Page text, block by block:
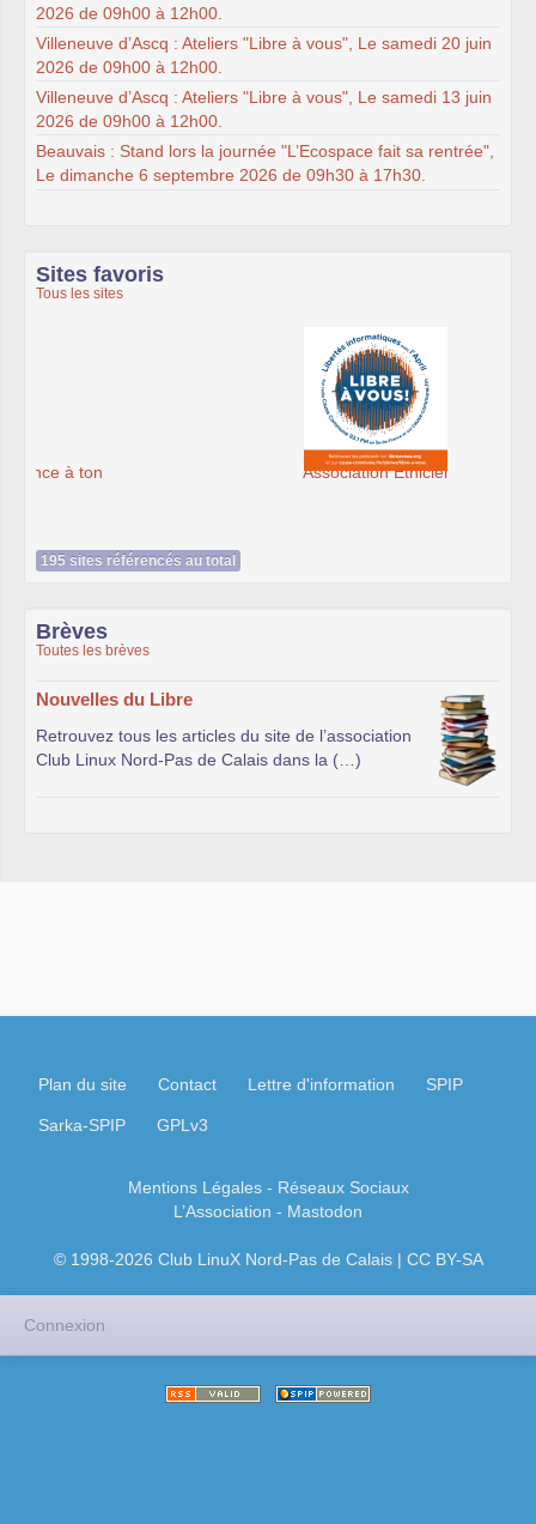
2026 de 09h00 à 12h00.
Villeneuve d’Ascq : Ateliers "Libre à vous", Le samedi 20 juin
2026 de 09h00 à 12h00.
Villeneuve d’Ascq : Ateliers "Libre à vous", Le samedi 13 juin
2026 de 09h00 à 12h00.
Beauvais : Stand lors la journée "L’Ecospace fait sa rentrée",
Le dimanche 6 septembre 2026 de 09h30 à 17h30.
Sites favoris
Tous les sites
Association Éthiciel
195 sites référencés au total
Brèves
Toutes les brèves
Nouvelles du Libre
Retrouvez tous les articles du site de l’association
Club Linux Nord-Pas de Calais dans la (…)
Plan du site Contact Lettre d'information SPIP
Sarka-SPIP GPLv3
Mentions Légales- Réseaux Sociaux
L’Association - Mastodon
© 1998-2026 Club LinuX Nord-Pas de Calais | CC BY-SA
Connexion